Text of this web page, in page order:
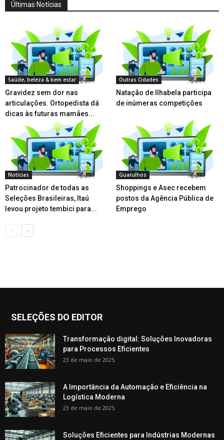
Últimas Notícias
Saúde, beleza & bem estar
Gravidez sem dor nas
articulações. Ortopedista dá
dicas às futuras mamães...
Outras Cidades
Natação de Ilhabela participa
de inúmeras competições
Notícias
Patrocinador de todas as
Seleções Brasileiras, Itaú
levou projeto tembici para...
Guarulhos
Shoppings e Asec recebem
postos da Agência Pública de
Emprego
SELEÇÕES DO EDITOR
Transformação digital: Soluções Inovadoras
para Processos Eficientes
23 de maio de 2025
A Importância da Automação e Eficiência na
Logística Moderna
23 de maio de 2025
Soluções Eficientes para Indústrias Modernas